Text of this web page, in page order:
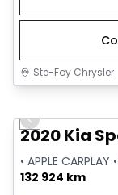
Ste-Foy Chrysler
Previous slide
2020 Kia
• APPLE CARPLAY
132 924 km